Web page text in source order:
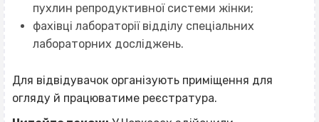
пухлин репродуктивної системи жінки;
фахівці лабораторії відділу спеціальних
лабораторних досліджень.
Для відвідувачок організують приміщення для
огляду й працюватиме реєстратура.